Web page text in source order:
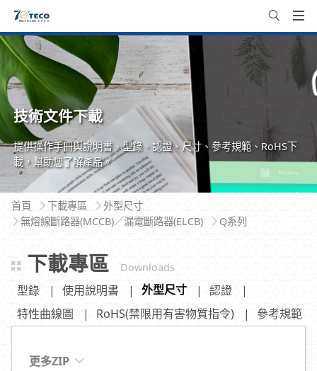
技術文件下載
提供操作手冊與說明書、型錄、認證、尺寸、參考規範、RoHS下
載，幫助您了解產品。
首頁 下載專區
外型尺寸
無熔線斷路器(MCCB)／漏電斷路器(ELCB)
Q系列
下載專區 Downloads
型錄 使用說明書 外型尺寸
認證
特性曲線圖
RoHS(禁限用有害物質指令) 參考規範
更多ZIP